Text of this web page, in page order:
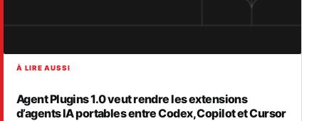
À LIRE AUSSI
Agent Plugins 1.0 veut rendre les extensions
d’agents IA portables entre Codex, Copilot et Cursor